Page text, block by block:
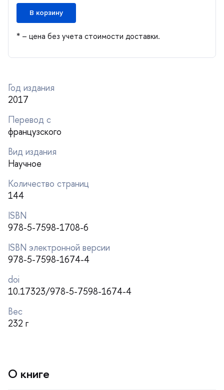
корзину
* – цена без учета стоимости доставки.
Год издания
2017
Перевод с
французского
ид издания
Научное
Количество страниц
144
ISBN
978-5-7598-1708-6
ISBN электронной версии
978-5-7598-1674-4
doi
10.17323/978-5-7598-1674-4
ес
232
О книге